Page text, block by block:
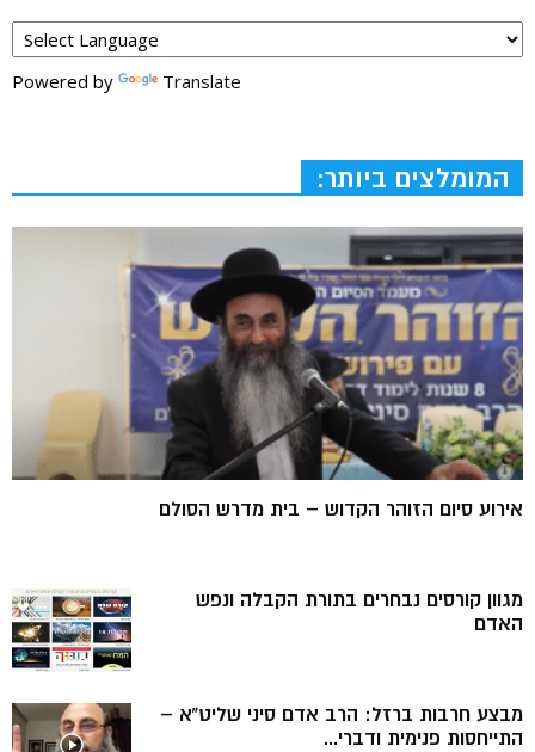
Powered by Translate
המומלצים ביותר:
אירוע סיום הזוהר הקדוש – בית מדרש הסולם
מגוון קורסים נבחרים בתורת הקבלה ונפש
האדם
מבצע חרבות ברזל: הרב אדם סיני שליט”א –
התייחסות פנימית ודברי...